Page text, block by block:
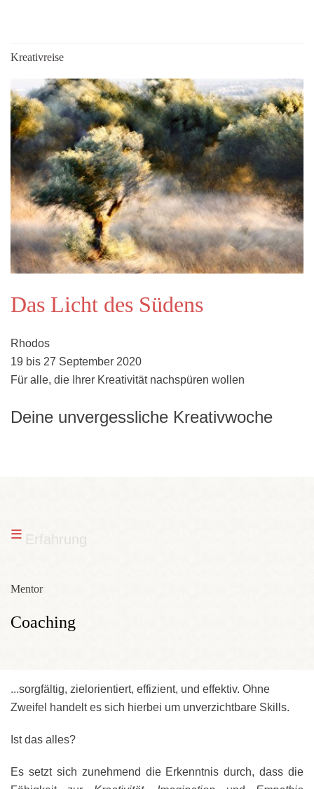
Kreativreise
Das Licht des Südens
Rhodos
19 bis 27 September 2020
Für alle, die Ihrer Kreativität nachspüren wollen
Deine unvergessliche Kreativwoche
Mentor
Coaching
≡ Erfahrung
...sorgfältig, zielorientiert, effizient, und effektiv. Ohne
Zweifel handelt es sich hierbei um unverzichtbare Skills.
Ist das alles?
Es setzt sich zunehmend die Erkenntnis durch, dass die